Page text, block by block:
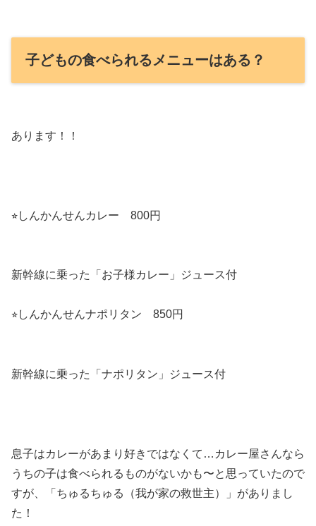
子どもの食べられるメニューはある？
あります！！
⭐︎しんかんせんカレー 800円
新幹線に乗った「お子様カレー」ジュース付
⭐︎しんかんせんナポリタン 850円
新幹線に乗った「ナポリタン」ジュース付
息子はカレーがあまり好きではなくて…カレー屋さんなら
うちの子は食べられるものがないかも〜と思っていたので
すが、「ちゅるちゅる（我が家の救世主）」がありまし
た！